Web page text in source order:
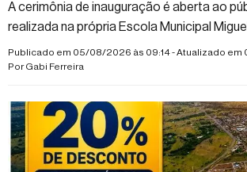
A cerimônia de inauguração é aberta ao
realizada na própria Escola Municipal
Morais
Publicado em 05/08/2026 às 09:14 - Atualizado em
PorGabi Ferreira